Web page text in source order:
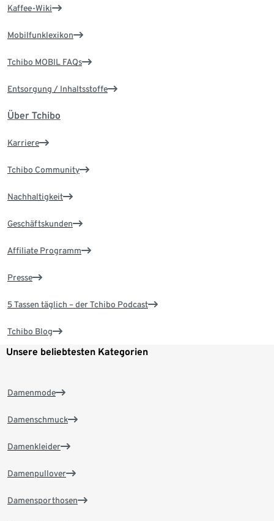
Kaffee-Wiki
Mobilfunklexikon
Tchibo MOBIL FAQs
Entsorgung / Inhaltsstoffe
Über Tchibo
Karriere
Tchibo Community
Nachhaltigkeit
Geschäftskunden
Affiliate Programm
Presse
5 Tassen täglich – der Tchibo Podcast
Tchibo Blog
Unsere beliebtesten Kategorien
Damenmode
Damenschmuck
Damenkleider
Damenpullover
Damensporthosen